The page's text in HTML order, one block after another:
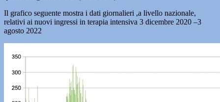
Il grafico seguente mostra i dati giornalieri ,a livello nazionale,
relativi ai nuovi ingressi in terapia intensiva 3 dicembre 2020 –3
agosto 2022